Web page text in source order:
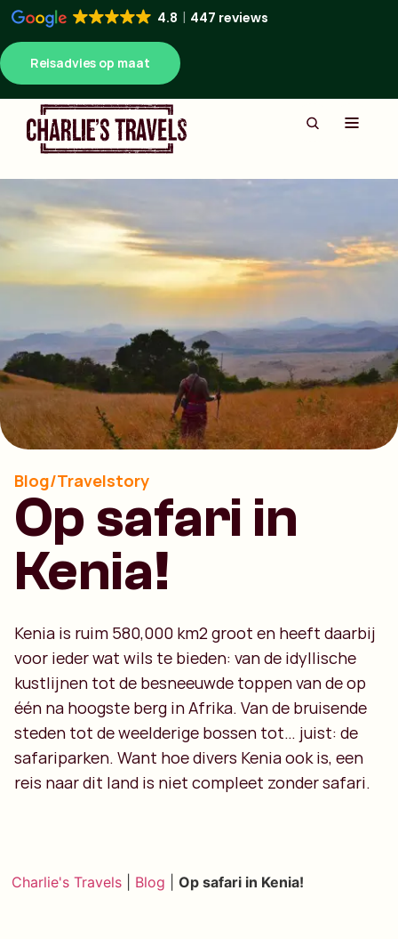
4.8 447 reviews
Reisadvies op maat
Blog/Travelstory
Op safari in
Kenia!
Kenia is ruim 580,000 km2 groot en heeft daarbij
voor ieder wat wils te bieden: van de idyllische
kustlijnen tot de besneeuwde toppen van de op
één na hoogste berg in Afrika. Van de bruisende
steden tot de weelderige bossen tot… juist: de
safariparken. Want hoe divers Kenia ook is, een
reis naar dit land is niet compleet zonder safari.
Charlie's Travels Blog |Op safari in Kenia!